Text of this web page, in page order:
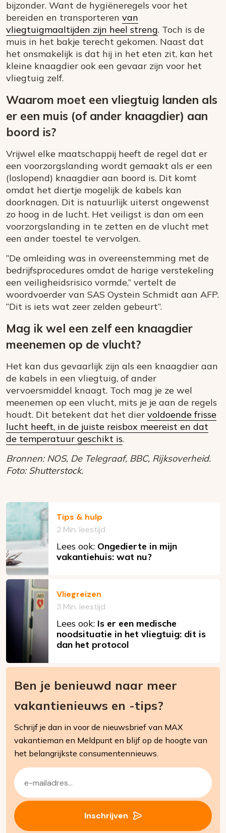
bijzonder. Want de hygiëneregels voor het
bereiden en transporteren van
vliegtuigmaaltijden zijn heel streng. Toch is de
muis in het bakje terecht gekomen. Naast dat
het onsmakelijk is dat hij in het eten zit, kan het
kleine knaagdier ook een gevaar zijn voor het
vliegtuig zelf.
Waarom moet een vliegtuig landen als
er een muis (of ander knaagdier) aan
boord is?
Vrijwel elke maatschappij heeft de regel dat er
een voorzorgslanding wordt gemaakt als er een
(loslopend) knaagdier aan boord is. Dit komt
omdat het diertje mogelijk de kabels kan
doorknagen. Dit is natuurlijk uiterst ongewenst
zo hoog in de lucht. Het veiligst is dan om een
voorzorgslanding in te zetten en de vlucht met
een ander toestel te vervolgen.
”De omleiding was in overeenstemming met de
bedrijfsprocedures omdat de harige verstekeling
een veiligheidsrisico vormde,” vertelt de
woordvoerder van SAS Oystein Schmidt aan AFP.
“Dit is iets wat zeer zelden gebeurt”.
Mag ik wel een zelf een knaagdier
meenemen op de vlucht?
Het kan dus gevaarlijk zijn als een knaagdier aan
de kabels in een vliegtuig, of ander
vervoersmiddel knaagt. Toch mag je ze wel
meenemen op een vlucht, mits je je aan de regels
houdt. Dit betekent dat het dier voldoende frisse
lucht heeft, in de juiste reisbox meereist en dat
de temperatuur geschikt is.
Bronnen: NOS, De Telegraaf, BBC, Rijksoverheid.
Foto: Shutterstock.
Tips & hulp
2 Min. leestijd
Lees ook: Ongedierte in mijn
vakantiehuis: wat nu?
Vliegreizen
3 Min. leestijd
Lees ook: Is er een medische
noodsituatie in het vliegtuig: dit is
dan het protocol
Ben je benieuwd naar meer
vakantienieuws en -tips?
Schrijf je dan in voor de nieuwsbrief van MAX
vakantieman en Meldpunt en blijf op de hoogte van
het belangrijkste consumentennieuws.
E-
mailadres
(Vereist)
Inschrijven